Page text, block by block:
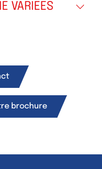
VARIEES
brochure